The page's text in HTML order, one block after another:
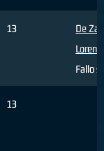
13
De
Fallo
13